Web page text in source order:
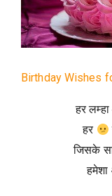
Birthday Wishes
हर
हर
जिसके